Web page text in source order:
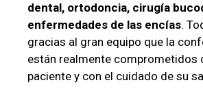
dental, ortodoncia, cirugía
enfermedades de las encías.
gracias al gran equipo que la
están realmente comprometidos
paciente y con el cuidado de su